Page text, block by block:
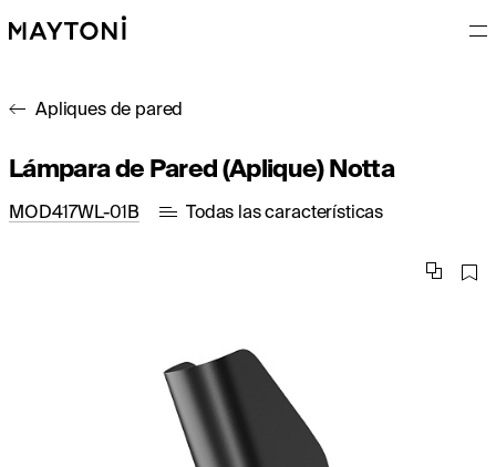
Apliques de pared
Lámpara de Pared (Aplique) Notta
MOD417WL-01B Todas las características